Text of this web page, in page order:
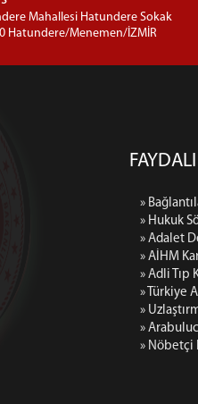
Mahallesi Hatundere Sokak
Hatundere/Menemen/İZMİR
»
» Hukuk
» Adalet
» AİHM
» Adli Tıp
» Türkiye
»
»
» Nöbetçi